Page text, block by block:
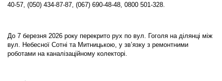
40-57, (050) 434-87-87, (067) 690-48-48, 0800 501-328.
До 7 березня 2026 року перекрито рух по вул. Гоголя на ділянці між
вул. Небесної Сотні та Митницькою, у зв’язку з ремонтними
роботами на каналізаційному колекторі.